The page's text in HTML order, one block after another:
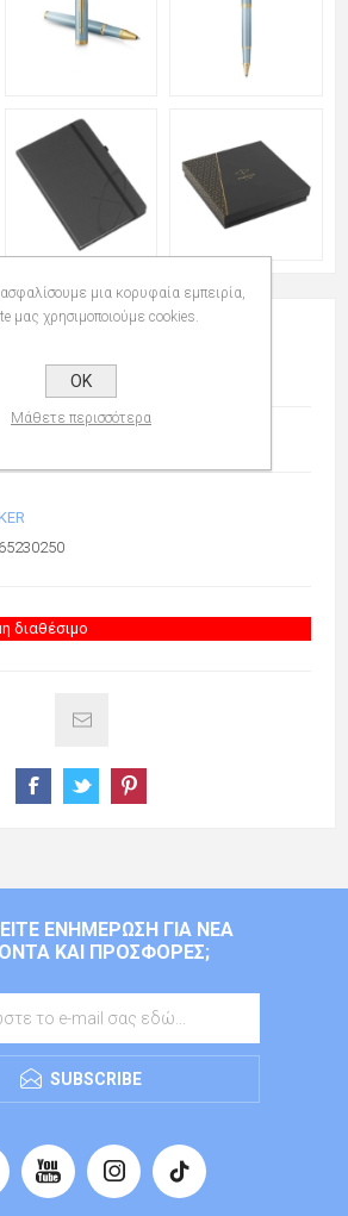
διαθέσιμο
ΕΝΗΜΈΡΩΣΗ ΓΙΑ ΝΈΑ
ΚΑΙ ΠΡΟΣΦΟΡΈΣ;
SUBSCRIBE
μια κορυφαία εμπειρία,
μας χρησιμοποιούμε cookies.
OK
Μάθετε περισσότερα